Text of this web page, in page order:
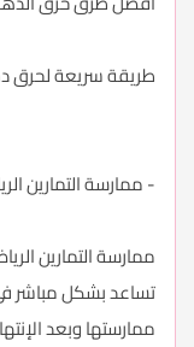
طريقة سريعة لحرق
- ممارسة التمارين
ممارسة التمارين
تساعد بشكل مباشر
ممارستها وبعد